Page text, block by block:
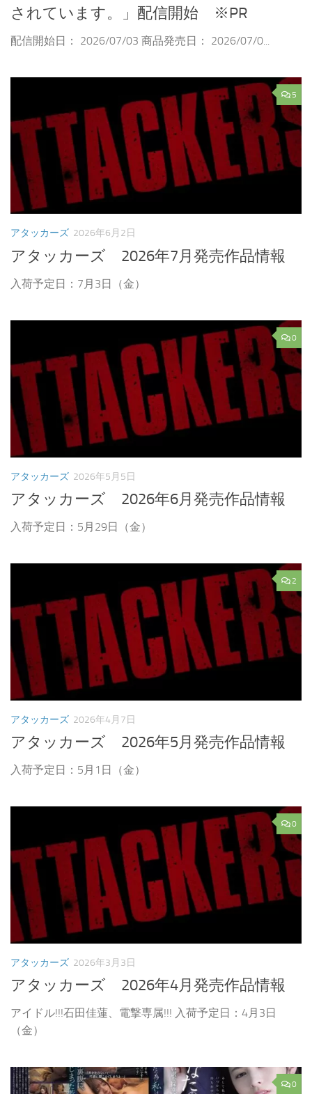
されています。」配信開始 ※PR
配信開始日： 2026/07/03 商品発売日： 2026/07/0...
5
アタッカーズ 2026年6月2日
アタッカーズ 2026年7月発売作品情報
入荷予定日：7月3日（金）
0
アタッカーズ 2026年5月5日
アタッカーズ 2026年6月発売作品情報
入荷予定日：5月29日（金）
2
アタッカーズ 2026年4月7日
アタッカーズ 2026年5月発売作品情報
入荷予定日：5月1日（金）
0
アタッカーズ 2026年3月3日
アタッカーズ 2026年4月発売作品情報
アイドル!!!石田佳蓮、電撃専属!!! 入荷予定日：4月3日
（金）
0